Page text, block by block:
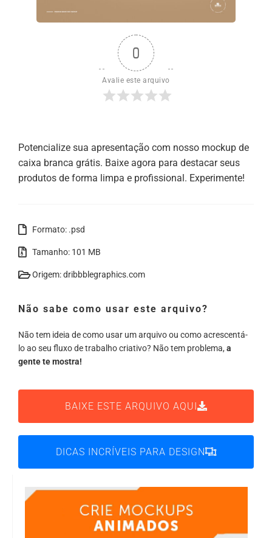
0
Avalie este arquivo
Potencialize sua apresentação com nosso mockup de
caixa branca grátis. Baixe agora para destacar seus
produtos de forma limpa e profissional. Experimente!
Formato: .psd
Tamanho: 101 MB
Origem: dribbblegraphics.com
Não sabe como usar este arquivo?
Não tem ideia de como usar um arquivo ou como acrescentá-
lo ao seu fluxo de trabalho criativo? Não tem problema, a
gente te mostra!
BAIXE ESTE ARQUIVO AQUI
DICAS INCRÍVEIS PARA DESIGN